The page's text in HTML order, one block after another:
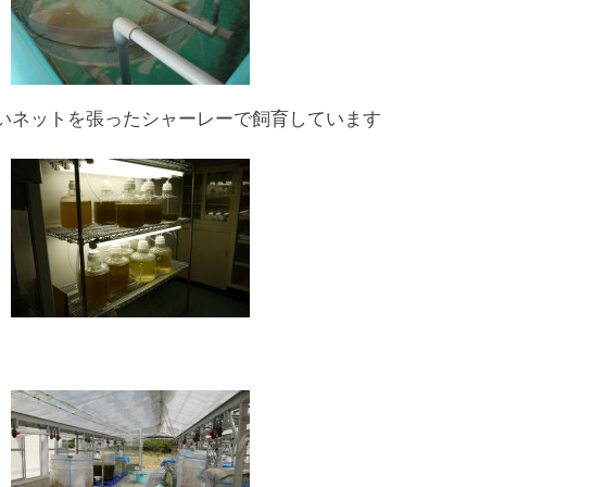
ネットを張ったシャーレーで飼育しています